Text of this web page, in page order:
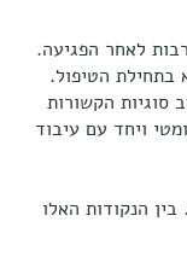
לאחר הפגיעה.
בתחילת הטיפול.
סוגיות הקשורות
ויחד עם עיבוד
בין הנקודות האלו